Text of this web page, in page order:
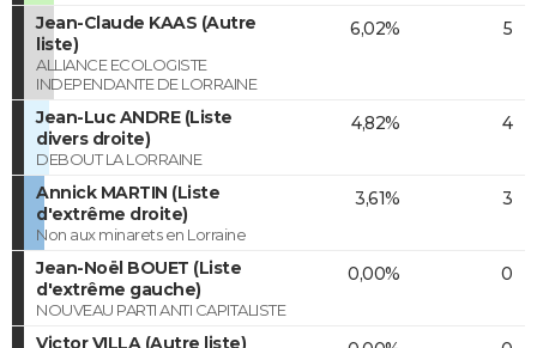
Jean-Claude KAAS (Autre
liste)
ALLIANCE ECOLOGISTE
INDEPENDANTE DE LORRAINE
6,02% 5
Jean-Luc ANDRE (Liste
divers droite)
DEBOUT LA LORRAINE
4,82% 4
Annick MARTIN (Liste
d'extrême droite)
Non aux minarets en Lorraine
3,61% 3
Jean-Noël BOUET (Liste
d'extrême gauche)
NOUVEAU PARTI ANTI CAPITALISTE
0,00% 0
Victor VILLA (Autre liste)